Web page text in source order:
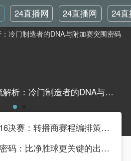
24直播网
英超
24直播网
世界杯
24
韩
2026世欧预第五档暗流解析：冷门制造者的DNA与附加赛突围密码2026世欧预第五档暗流解析：冷门制造者的DNA与附加赛突围密码
2026扩军后1/16决赛：转播商赛程编排策略与广告收益模型重构
第三名的突围密码：比净胜球更关键的出线法则